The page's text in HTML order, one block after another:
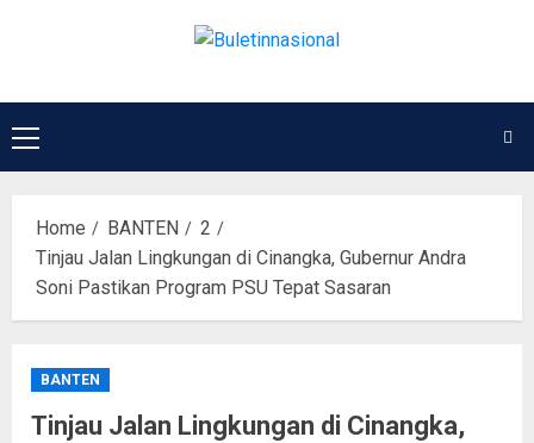
Home BANTEN
2
Tinjau Jalan Lingkungan di Cinangka, Gubernur Andra
Soni Pastikan Program PSU Tepat Sasaran
BANTEN
Tinjau Jalan Lingkungan di Cinangka,